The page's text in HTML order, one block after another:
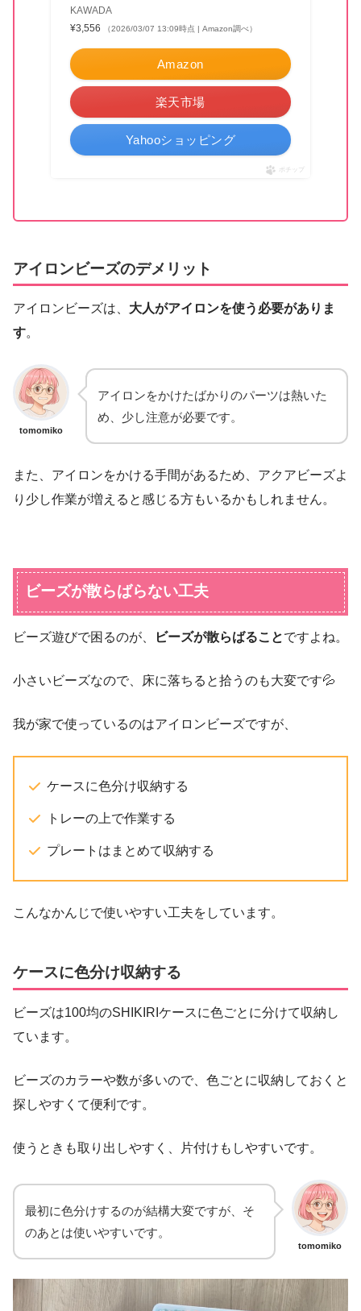
KAWADA
¥3,556
（2026/03/07 13:09時点 | Amazon調べ）
Amazon
楽天市場
Yahooショッピング
ポチップ
アイロンビーズのデメリット
アイロンビーズは、 大人がアイロンを使う必要がありま
す。
tomomiko
アイロンをかけたばかりのパーツは熱いた
め、少し注意が必要です。
また、アイロンをかける手間があるため、アクアビーズよ
り少し作業が増えると感じる方もいるかもしれません。
ビーズが散らばらない工夫
ビーズ遊びで困るのが、 ビーズが散らばることですよね。
小さいビーズなので、床に落ちると拾うのも大変です💦
我が家で使っているのはアイロンビーズですが、
ケースに色分け収納する
トレーの上で作業する
プレートはまとめて収納する
こんなかんじで使いやすい工夫をしています。
ケースに色分け収納する
ビーズは100均のSHIKIRIケースに色ごとに分けて収納し
ています。
ビーズのカラーや数が多いので、色ごとに収納しておくと
探しやすくて便利です。
使うときも取り出しやすく、片付けもしやすいです。
tomomiko
最初に色分けするのが結構大変ですが、そ
のあとは使いやすいです。